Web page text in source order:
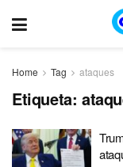
Home Tag ataques
Etiqueta: